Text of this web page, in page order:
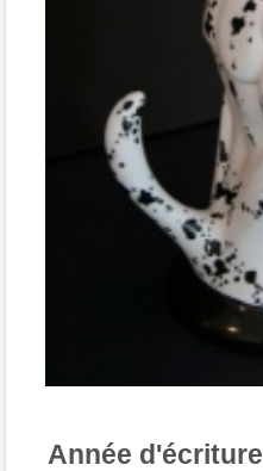
Année d'écriture